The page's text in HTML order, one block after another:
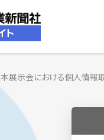
本展示会における個人情報